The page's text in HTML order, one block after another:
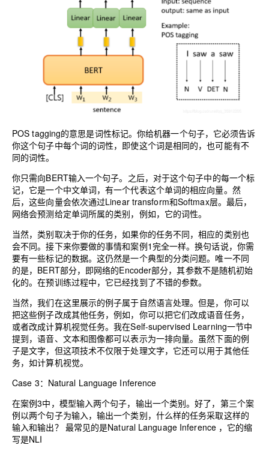
POS tagging的意思是词性标记。你给机器一个句子，它必须告诉
你这个句子中每个词的词性，即使这个词是相同的，也可能有不
同的词性。
你只需向BERT输入一个句子。之后，对于这个句子中的每一个标
记，它是一个中文单词，有一个代表这个单词的相应向量。然
后，这些向量会依次通过Linear transform和Softmax层。最后，
网络会预测给定单词所属的类别，例如，它的词性。
当然，类别取决于你的任务，如果你的任务不同，相应的类别也
会不同。接下来你要做的事情和案例1完全一样。换句话说，你需
要有一些标记的数据。这仍然是一个典型的分类问题。唯一不同
的是，BERT部分，即网络的Encoder部分，其参数不是随机初始
化的。在预训练过程中，它已经找到了不错的参数。
当然，我们在这里展示的例子属于自然语言处理。但是，你可以
把这些例子改成其他任务，例如，你可以把它们改成语音任务，
或者改成计算机视觉任务。我在Self-supervised Learning一节中
提到，语音、文本和图像都可以表示为一排向量。虽然下面的例
子是文字，但这项技术不仅限于处理文字，它还可以用于其他任
务，如计算机视觉。
Case 3：Natural Language Inference
在案例3中，模型输入两个句子，输出一个类别。好了，第三个案
例以两个句子为输入，输出一个类别，什么样的任务采取这样的
输入和输出？ 最常见的是Natural Language Inference ，它的缩
写是NLI